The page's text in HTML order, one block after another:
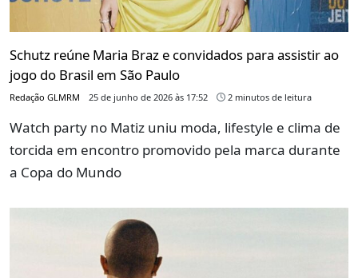
Schutz reúne Maria Braz e convidados para assistir ao
jogo do Brasil em São Paulo
Redação GLMRM 25 de junho de 2026 às 17:52 2 minutos de leitura
Watch party no Matiz uniu moda, lifestyle e clima de
torcida em encontro promovido pela marca durante
a Copa do Mundo